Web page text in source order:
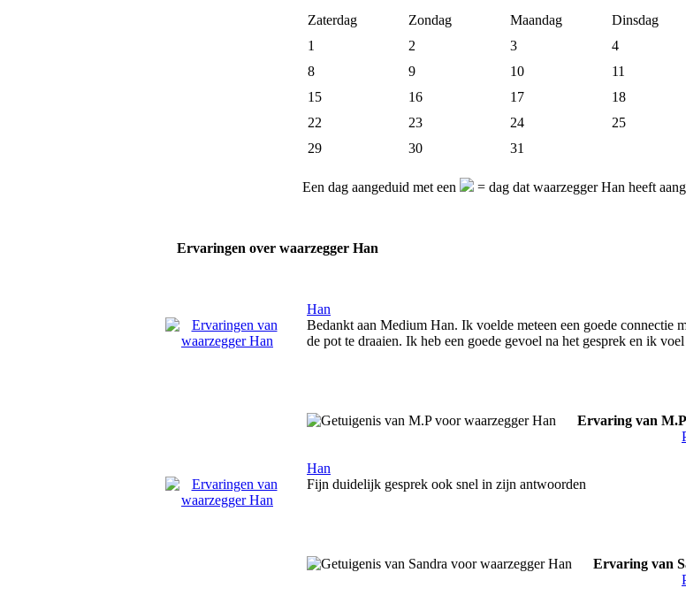
Zaterdag Zondag Maandag Dinsdag
1
2 3 4
8
9 10 11
15
16 17 18
22
23 24 25
29
30 31
Een dag aangeduid met een = dag dat waarzegger Han heeft
Ervaringen over waarzegger Han
Han
Bedankt aan Medium Han. Ik voelde meteen een goede connectie
de pot te draaien. Ik heb een goede gevoel na het gesprek en ik
Ervaring van M.P
Han
Fijn duidelijk gesprek ook snel in zijn antwoorden
Ervaring van